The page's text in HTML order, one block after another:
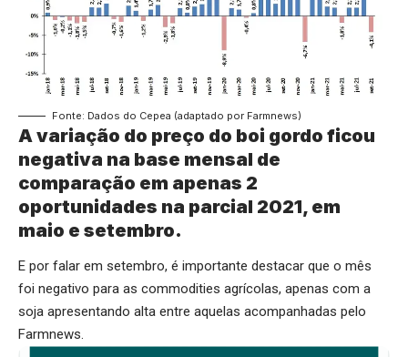
Fonte: Dados do Cepea (adaptado por Farmnews)
A variação do preço do boi gordo ficou
negativa na base mensal de
comparação em apenas 2
oportunidades na parcial 2021, em
maio e setembro.
E por falar em setembro, é importante destacar que o mês
foi negativo para as commodities agrícolas, apenas com a
soja apresentando alta entre aquelas acompanhadas pelo
Farmnews.